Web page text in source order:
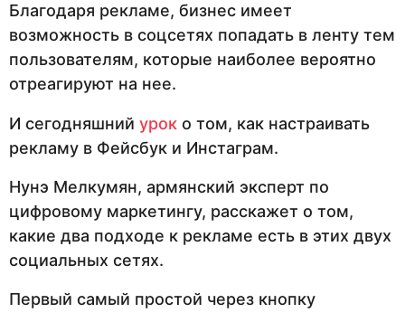
д
Благодаря рекламе, бизнес имеет
возможность в соцсетях попадать в ленту тем
пользователям, которые наиболее вероятно
отреагируют на нее.
И сегодняшний урок о том, как настраивать
рекламу в Фейсбук и Инстаграм.
Нунэ Мелкумян, армянский эксперт по
цифровому маркетингу, расскажет о том,
какие два подходе к рекламе есть в этих двух
социальных сетях.
Первый самый простой через кнопку